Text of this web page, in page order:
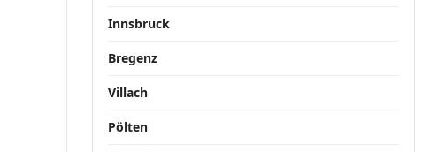
Innsbruck
Bregenz
Villach
Pölten